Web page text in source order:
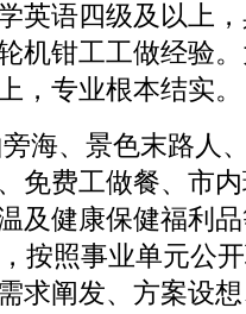
英语四级及以上
机钳工工做经验
，专业根本结实。
、景色末路人
免费工做餐、市
及健康保健福利
按照事业单元公
求阐发、方案设